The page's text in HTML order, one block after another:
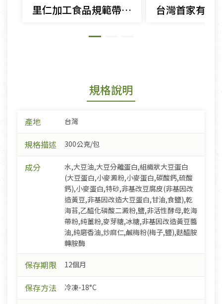
里仁加工食品規範帶動慈悅國際推展「潔淨標章」評鑑制度
規格說明
產地 台灣
規格描述 300公克/包
成分
水,大豆油,大豆分離蛋白,組織狀大豆蛋白
(大豆蛋白,小麥澱粉,小麥蛋白,碳酸鈣,硫酸
鈣),小麥蛋白,特砂,非基改豆腐皮(非基因改
造黃豆,非基因改造大豆蛋白,甘油,食鹽),乾
海苔,乙醯化磷酸二澱粉,鹽,非活性酵母,乾海
帶粉,純薑粉,麥芽糖,冰糖,非基因改造黃豆醬
油,純磨香油,炒麻仁,鹹梅粉(梅子,鹽),麩醯胺
轉胺酶
保存期限 12個月
保存方法 冷凍-18°C